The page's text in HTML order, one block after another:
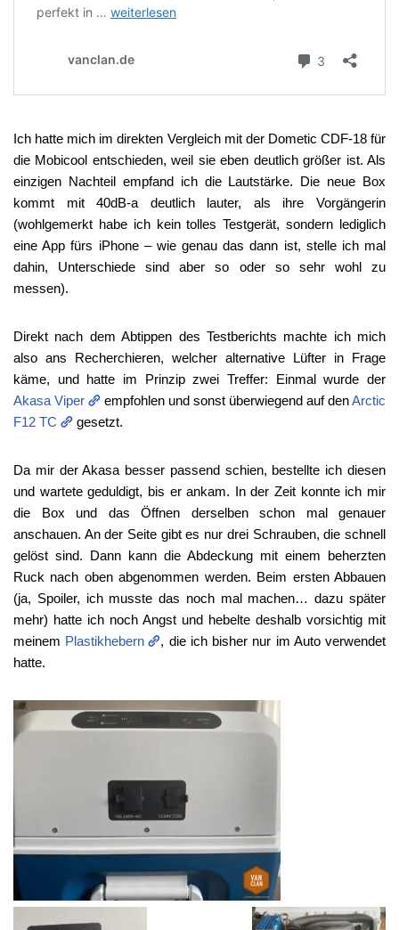
Ich hatte mich im direkten Vergleich mit der Dometic CDF-18 für
die Mobicool entschieden, weil sie eben deutlich größer ist. Als
einzigen Nachteil empfand ich die Lautstärke. Die neue Box
kommt mit 40dB-a deutlich lauter, als ihre Vorgängerin
(wohlgemerkt habe ich kein tolles Testgerät, sondern lediglich
eine App fürs iPhone – wie genau das dann ist, stelle ich mal
dahin, Unterschiede sind aber so oder so sehr wohl zu
messen).
Direkt nach dem Abtippen des Testberichts machte ich mich
also ans Recherchieren, welcher alternative Lüfter in Frage
käme, und hatte im Prinzip zwei Treffer: Einmal wurde der
Akasa Viper
empfohlen und sonst überwiegend auf denArctic
F12 TC
gesetzt.
Da mir der Akasa besser passend schien, bestellte ich diesen
und wartete geduldigt, bis er ankam. In der Zeit konnte ich mir
die Box und das Öffnen derselben schon mal genauer
anschauen. An der Seite gibt es nur drei Schrauben, die schnell
gelöst sind. Dann kann die Abdeckung mit einem beherzten
Ruck nach oben abgenommen werden. Beim ersten Abbauen
(ja, Spoiler, ich musste das noch mal machen… dazu später
mehr) hatte ich noch Angst und hebelte deshalb vorsichtig mit
meinem Plastikhebern
, die ich bisher nur im Auto verwendet
hatte.